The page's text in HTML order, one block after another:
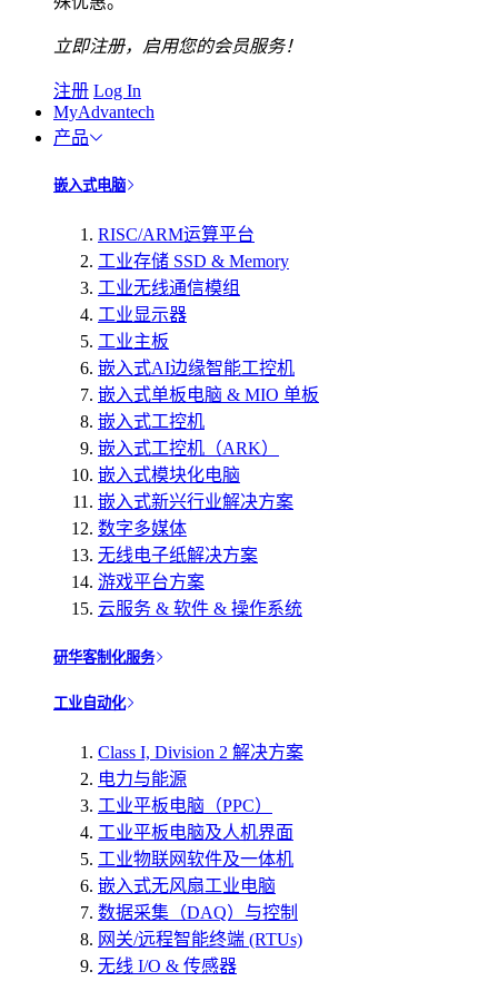
立即注册，启用您的会员服务！
注册 Log In
MyAdvantech
产品
嵌入式电脑
RISC/ARM运算平台
工业存储 SSD & Memory
工业无线通信模组
工业显示器
工业主板
嵌入式AI边缘智能工控机
嵌入式单板电脑 & MIO 单板
嵌入式工控机
嵌入式工控机（ARK）
嵌入式模块化电脑
嵌入式新兴行业解决方案
数字多媒体
无线电子纸解决方案
游戏平台方案
云服务 & 软件 & 操作系统
研华客制化服务
工业自动化
Class I, Division 2 解决方案
电力与能源
工业平板电脑（PPC）
工业平板电脑及人机界面
工业物联网软件及一体机
嵌入式无风扇工业电脑
数据采集（DAQ）与控制
网关/远程智能终端 (RTUs)
无线 I/O & 传感器